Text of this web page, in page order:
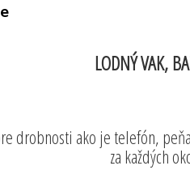
LODNÝ VAK,
drobnosti ako je telefón,
za každých